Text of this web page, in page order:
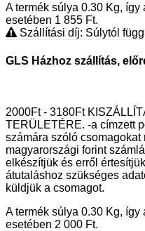
A termék súlya 0.30 Kg, így
esetében 1 855 Ft.
Szállítási díj: Súlytól függ
GLS Házhoz szállítás,
2000Ft - 3180Ft
TERÜLETÉRE. -a címzett
számára szóló
magyarországi forint
elkészítjük és erről
átutaláshoz szükséges
küldjük a csomagot.
A termék súlya 0.30 Kg, így
esetében 2 000 Ft.